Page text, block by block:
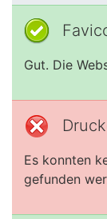
Gut. Die
Es konnten
gefunden